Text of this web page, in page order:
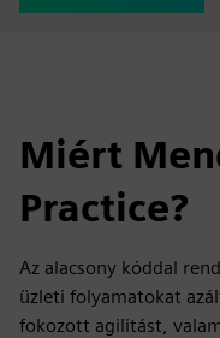
Miért
Practice?
Az alacsony kóddal
üzleti folyamatokat
fokozott agilitást,